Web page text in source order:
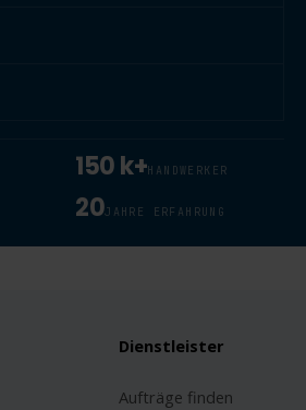
150 k+HANDWERKER
20JAHRE ERFAHRUNG
Dienstleister
Aufträge finden